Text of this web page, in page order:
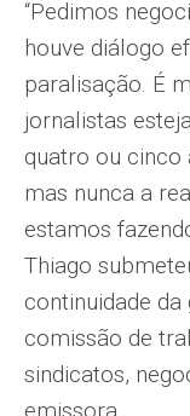
“Pedimos
houve diálogo
paralisação. É
jornalistas
quatro ou cinco
mas nunca a
estamos
Thiago
continuidade
comissão de
sindicatos,